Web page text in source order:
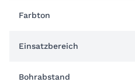
Farbton
Einsatzbereich
Bohrabstand